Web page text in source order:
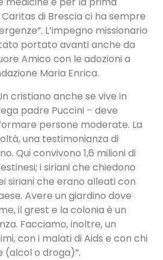
di Brescia ci ha sempre
L’impegno missionario
portato avanti anche da
Amico con le adozioni a
Maria Enrica.
cristiano anche se vive in
padre Puccini – deve
persone moderate. La
una testimonianza di
Qui convivono 1,6 milioni di
i siriani che chiedono
siriani che erano alleati con
Avere un giardino dove
il grest e la colonia è un
Facciamo, inoltre, un
con i malati di Aids e con chi
(alcol o droga)”.